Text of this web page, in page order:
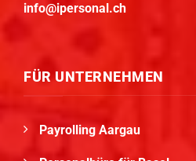
info@ipersonal.ch
FÜR UNTERNEHMEN
Payrolling Aargau